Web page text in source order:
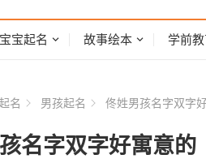
宝宝起名 故事绘本 学前
名 男孩起名 佟姓男孩名字双字
名字双字好寓意的